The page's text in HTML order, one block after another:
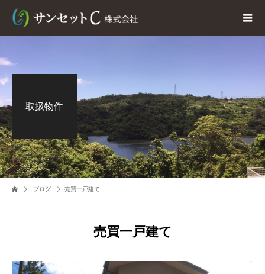
取扱物件
ブログ 売買一戸建て
売買一戸建て